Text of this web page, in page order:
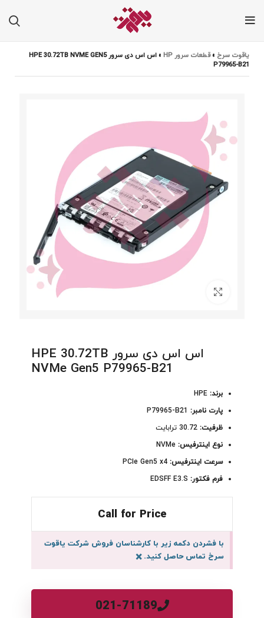
یاقوت سرخ »قطعات سرور HP »
اس اس دی سرور HPE 30.72TB NVME GEN5
P79965-B21
برای بزرگنمایی کلیک کنید
اس اس دی سرور HPE 30.72TB
NVMe Gen5 P79965-B21
برند:
پارت نامبر:
ظرفیت:
نوع اینترفیس:
سرعت اینترفیس:
فرم فکتور:
Call for Price
با فشردن دکمه زیر با کارشناسان فروش شرکت یاقوت
سرخ تماس حاصل کنید.×
021-71189